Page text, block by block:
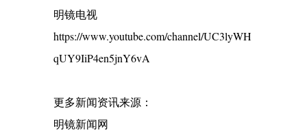
明镜电视
https://www.youtube.com/channel/UC3lyWH
qUY9IiP4en5jnY6vA
更多新闻资讯来源：
明镜新闻网